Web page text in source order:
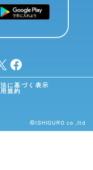
facebook
に基づく表示
規約
©︎ISHIGURO co.,ltd